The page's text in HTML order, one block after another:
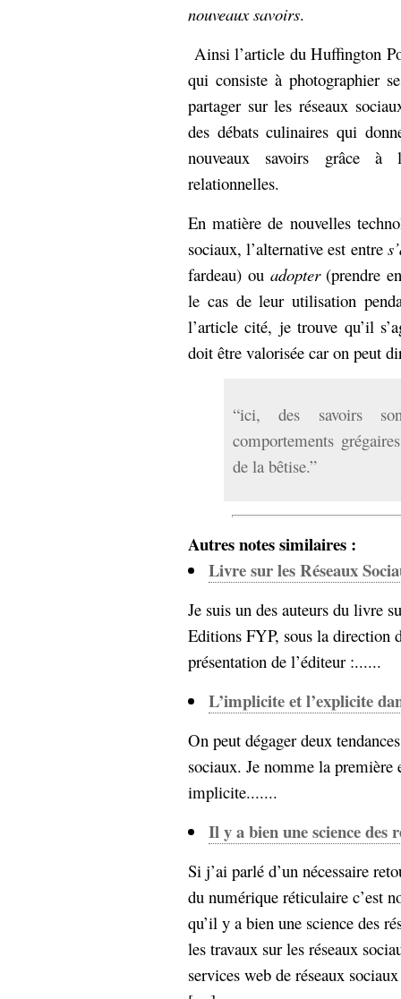
nouveaux savoirs.
Ainsi l’article du Huffington
qui consiste à photographier
partager sur les réseaux
des débats culinaires qui
nouveaux savoirs grâce à
relationnelles.
En matière de nouvelles
sociaux, l’alternative est entre
fardeau) ou adopter(prendre
le cas de leur utilisation
l’article cité, je trouve qu’il
doit être valorisée car on peut
“ici, des savoirs
comportements
de la bêtise.”
Autres notes similaires :
Livre sur les Réseaux
Je suis un des auteurs du livre
Editions FYP, sous la direction
présentation de l’éditeur :......
L’implicite et l’explicite
On peut dégager deux
sociaux. Je nomme la
implicite.......
Il y a bien une science des
Si j’ai parlé d’un nécessaire
du numérique réticulaire c’est
qu’il y a bien une science des
les travaux sur les réseaux
services web de réseaux